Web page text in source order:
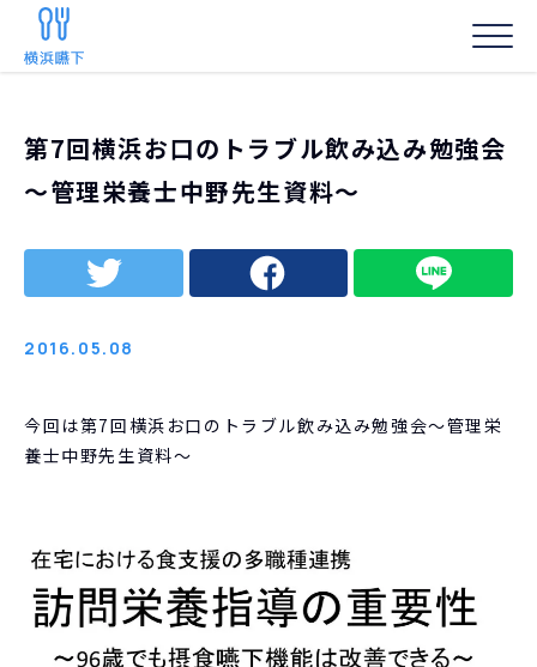
事務局からの
HOME
第7回横浜お口のトラブル飲み込み勉強会～管理栄養士中野先生資料～
第7回横浜お口のトラブル飲み込み勉強会
～管理栄養士中野先生資料～
2016.05.08
今回は第7回横浜お口のトラブル飲み込み勉強会～管理栄
養士中野先生資料～